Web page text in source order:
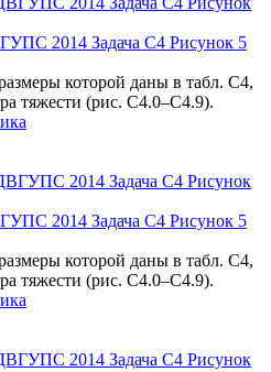
2014 Задача С4 Рисунок 5
которой даны в табл. С4,
тяжести (рис. С4.0–С4.9).
2014 Задача С4 Рисунок 5
которой даны в табл. С4,
тяжести (рис. С4.0–С4.9).